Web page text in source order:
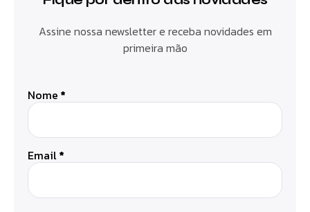
Assine nossa newsletter e receba novidades em
primeira mão
Nome *
Email*